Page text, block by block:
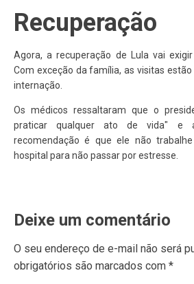
Recuperação
Agora, a recuperação de Lula vai
Com exceção da família, as visitas
internação.
Os médicos ressaltaram que o
praticar qualquer ato de vida" e
recomendação é que ele não
hospital para não passar por estresse.
Deixe um comentário
O seu endereço de e-mail não será
obrigatórios são marcados com *